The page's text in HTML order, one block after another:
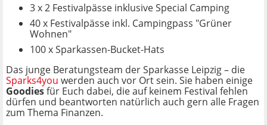
3 x 2 Festivalpässe inklusive Special Camping
40 x Festivalpässe inkl. Campingpass "Grüner
Wohnen"
100 x Sparkassen-Bucket-Hats
Das junge Beratungsteam der Sparkasse Leipzig – die
Sparks4you werden auch vor Ort sein. Sie haben einige
Goodiesfür Euch dabei, die auf keinem Festival fehlen
dürfen und beantworten natürlich auch gern alle Fragen
zum Thema Finanzen.